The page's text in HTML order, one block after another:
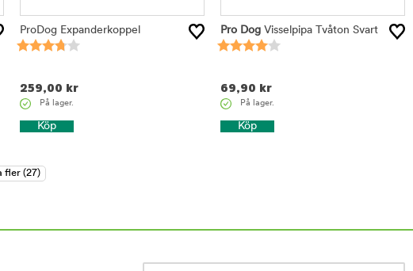
ProDog Expanderkoppel
259,00 kr
På lager.
Köp
Pro DogVisselpipa Tvåton Svart
69,90 kr
På lager.
Köp